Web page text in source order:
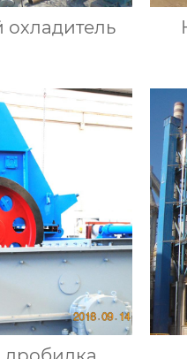
охладитель